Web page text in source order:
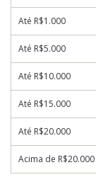
Até R$1.000
Até R$5.000
Até R$10.000
Até R$15.000
Até R$20.000
Acima de R$20.000